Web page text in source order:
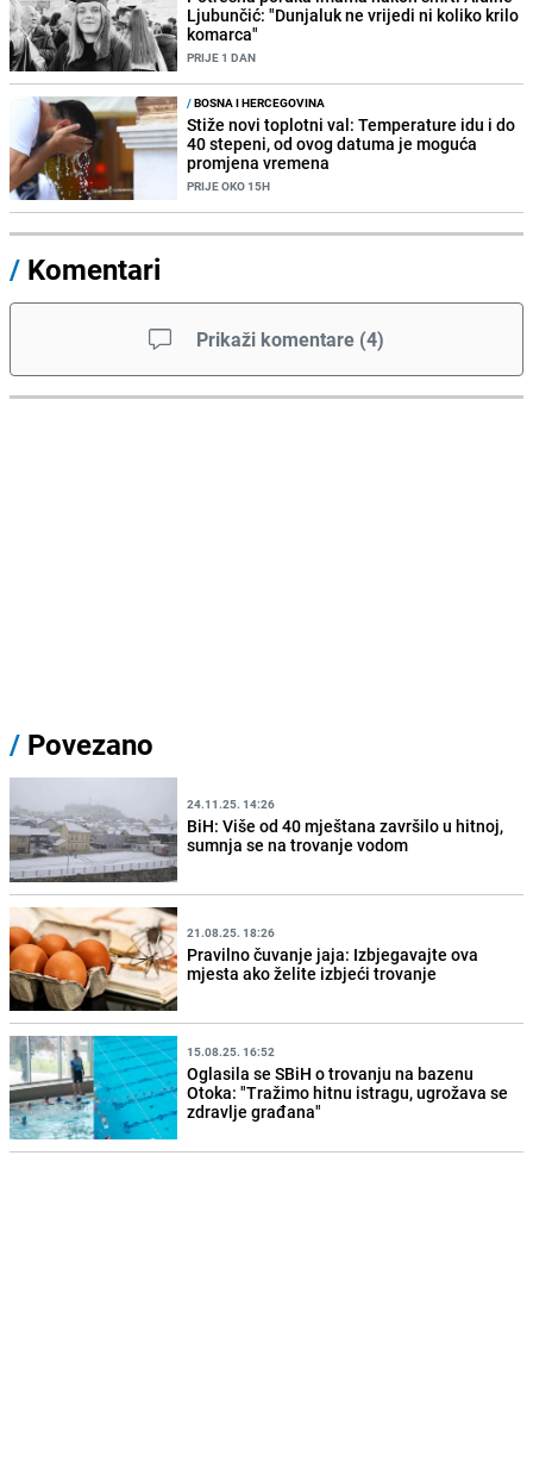
Ljubunčić: "Dunjaluk ne vrijedi ni koliko krilo
komarca"
PRIJE 1 DAN
/BOSNA I HERCEGOVINA
Stiže novi toplotni val: Temperature idu i do
40 stepeni, od ovog datuma je moguća
promjena vremena
PRIJE OKO 15H
/ Komentari
Prikaži komentare (4)
/ Povezano
24.11.25. 14:26
BiH: Više od 40 mještana završilo u hitnoj,
sumnja se na trovanje vodom
21.08.25. 18:26
Pravilno čuvanje jaja: Izbjegavajte ova
mjesta ako želite izbjeći trovanje
15.08.25. 16:52
Oglasila se SBiH o trovanju na bazenu
Otoka: "Tražimo hitnu istragu, ugrožava se
zdravlje građana"